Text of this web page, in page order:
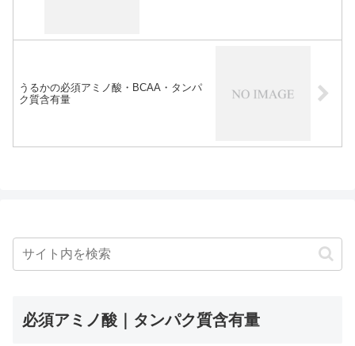
うるかの必須アミノ酸・BCAA・タンパ
ク質含有量
必須アミノ酸｜タンパク質含有量